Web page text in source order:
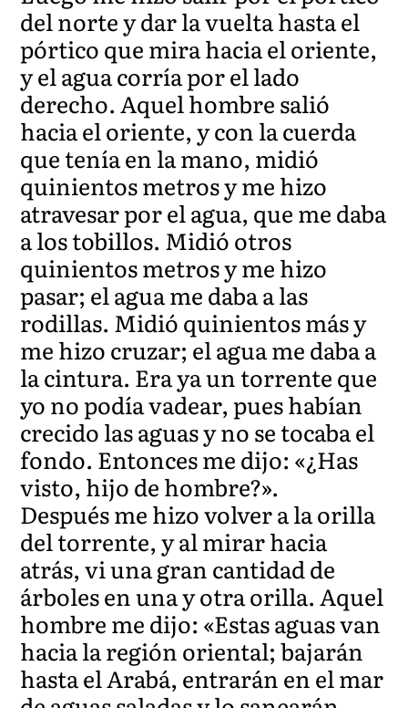
del norte y dar la vuelta hasta el
pórtico que mira hacia el oriente,
y el agua corría por el lado
derecho. Aquel hombre salió
hacia el oriente, y con la cuerda
que tenía en la mano, midió
quinientos metros y me hizo
atravesar por el agua, que me daba
a los tobillos. Midió otros
quinientos metros y me hizo
pasar; el agua me daba a las
rodillas. Midió quinientos más y
me hizo cruzar; el agua me daba a
la cintura. Era ya un torrente que
yo no podía vadear, pues habían
crecido las aguas y no se tocaba el
fondo. Entonces me dijo: «¿Has
visto, hijo de hombre?».
Después me hizo volver a la orilla
del torrente, y al mirar hacia
atrás, vi una gran cantidad de
árboles en una y otra orilla. Aquel
hombre me dijo: «Estas aguas van
hacia la región oriental; bajarán
hasta el Arabá, entrarán en el mar